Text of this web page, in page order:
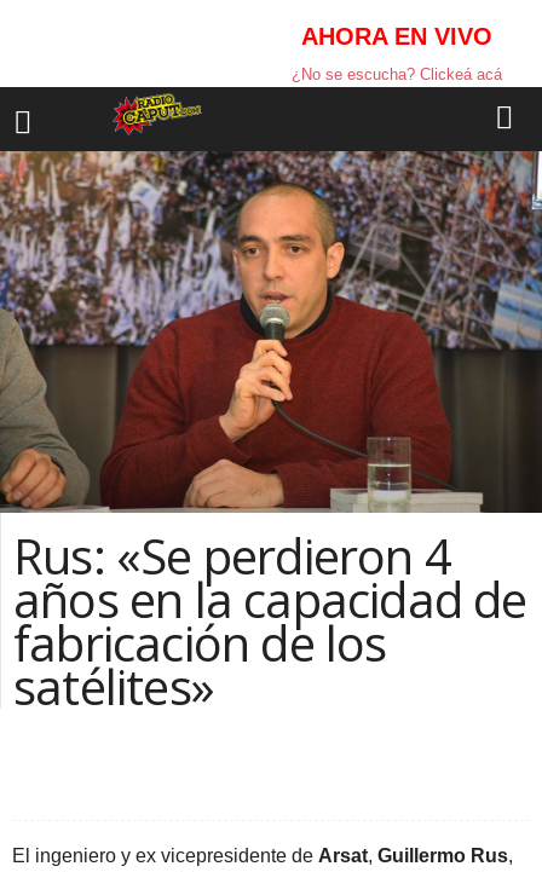
AHORA EN VIVO
¿No se escucha? Clickeá acá
Rus: «Se perdieron 4
años en la capacidad de
fabricación de los
satélites»
El ingeniero y ex vicepresidente de Arsat, Guillermo Rus,